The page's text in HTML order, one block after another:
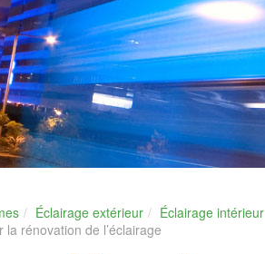
Éclairage extérieur
Éclairage intérieur
la rénovation de l’éclairage